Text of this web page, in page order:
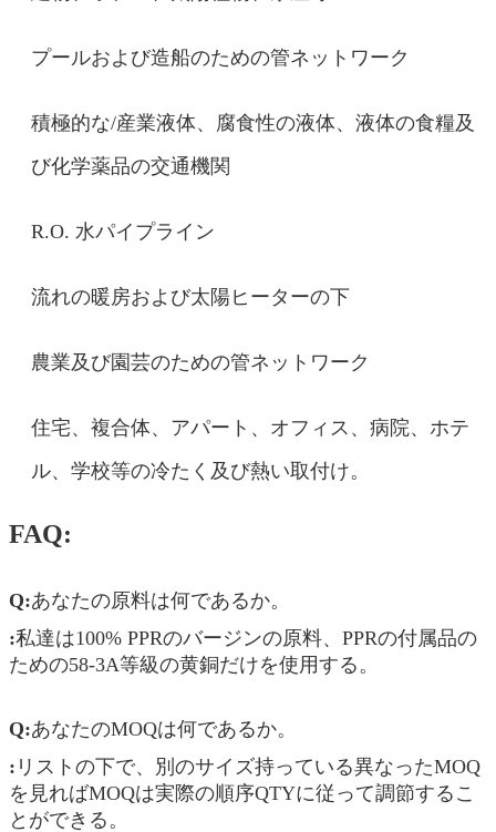
プールおよび造船のための管ネットワーク
積極的な/産業液体、腐食性の液体、液体の食糧及
び化学薬品の交通機関
R.O. 水パイプライン
流れの暖房および太陽ヒーターの下
農業及び園芸のための管ネットワーク
住宅、複合体、アパート、オフィス、病院、ホテ
ル、学校等の冷たく及び熱い取付け。
FAQ:
Q:あなたの原料は何であるか。
:私達は100% PPRのバージンの原料、PPRの付属品の
ための58-3A等級の黄銅だけを使用する。
Q:あなたのMOQは何であるか。
: リストの下で、別のサイズ持っている異なったMOQ
を見ればMOQは実際の順序QTYに従って調節するこ
とができる。